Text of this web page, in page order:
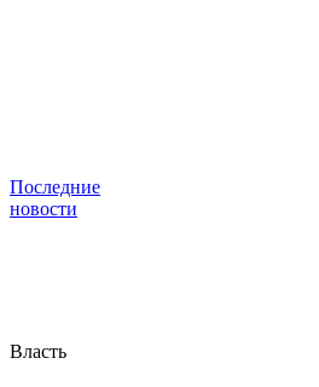
Последние
новости
Власть